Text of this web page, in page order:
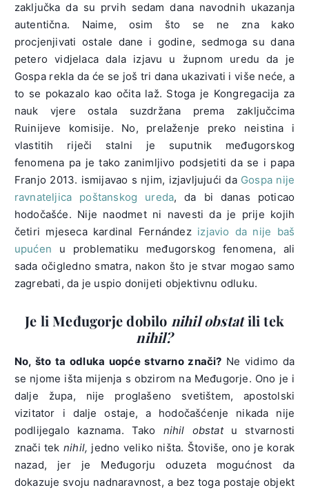
zaključka da su prvih sedam dana navodnih ukazanja
autentična. Naime, osim što se ne zna kako
procjenjivati ostale dane i godine, sedmoga su dana
petero vidjelaca dala izjavu u župnom uredu da je
Gospa rekla da će se još tri dana ukazivati i više neće, a
to se pokazalo kao očita laž. Stoga je Kongregacija za
nauk vjere ostala suzdržana prema zaključcima
Ruinijeve komisije. No, prelaženje preko neistina i
vlastitih riječi stalni je suputnik međugorskog
fenomena pa je tako zanimljivo podsjetiti da se i papa
Franjo 2013. ismijavao s njim, izjavljujući da Gospa nije
ravnateljica poštanskog ureda, da bi danas poticao
hodočašće. Nije naodmet ni navesti da je prije kojih
četiri mjeseca kardinal Fernández izjavio da nije baš
upućen u problematiku međugorskog fenomena, ali
sada očigledno smatra, nakon što je stvar mogao samo
zagrebati, da je uspio donijeti objektivnu odluku.
Je li Međugorje dobilo nihil obstatili tek
nihil?
No, što ta odluka uopće stvarno znači? Ne vidimo da
se njome išta mijenja s obzirom na Međugorje. Ono je i
dalje župa, nije proglašeno svetištem, apostolski
vizitator i dalje ostaje, a hodočašćenje nikada nije
podlijegalo kaznama. Tako nihil obstat u stvarnosti
znači tek nihil, jedno veliko ništa. Štoviše, ono je korak
nazad, jer je Međugorju oduzeta mogućnost da
dokazuje svoju nadnaravnost, a bez toga postaje objekt